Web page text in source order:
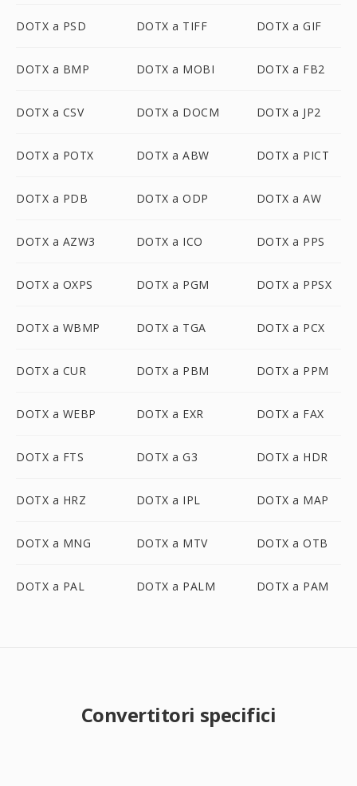
DOTX a PSD DOTX a TIFF DOTX a GIF
DOTX a BMP DOTX a MOBI DOTX a FB2
DOTX a CSV DOTX a DOCM DOTX a JP2
DOTX a POTX DOTX a ABW DOTX a PICT
DOTX a PDB DOTX a ODP DOTX a AW
DOTX a AZW3 DOTX a ICO DOTX a PPS
DOTX a OXPS DOTX a PGM DOTX a PPSX
DOTX a WBMP DOTX a TGA DOTX a PCX
DOTX a CUR DOTX a PBM DOTX a PPM
DOTX a WEBP DOTX a EXR DOTX a FAX
DOTX a FTS DOTX a G3 DOTX a HDR
DOTX a HRZ DOTX a IPL DOTX a MAP
DOTX a MNG DOTX a MTV DOTX a OTB
DOTX a PAL DOTX a PALM DOTX a PAM
Convertitori specifici